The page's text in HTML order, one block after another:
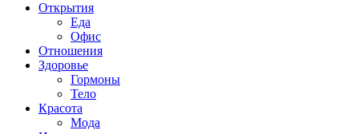
Открытия
Еда
Офис
Отношения
Здоровье
Гормоны
Тело
Красота
Мода